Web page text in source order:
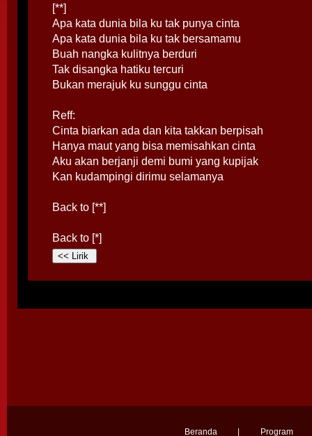
[**]
Apa kata dunia bila ku tak punya cinta
Apa kata dunia bila ku tak bersamamu
Buah nangka kulitnya berduri
Tak disangka hatiku tercuri
Bukan merajuk ku sunggu cinta
Reff:
Cinta biarkan ada dan kita takkan berpisah
Hanya maut yang bisa memisahkan cinta
Aku akan berjanji demi bumi yang kupijak
Kan kudampingi dirimu selamanya
Back to [**]
Back to [*]
Beranda Program